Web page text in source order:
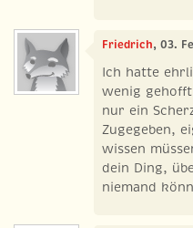
Friedrich, 03.
Ich hatte
wenig
nur ein
Zugegeben,
wissen
dein Ding,
niemand